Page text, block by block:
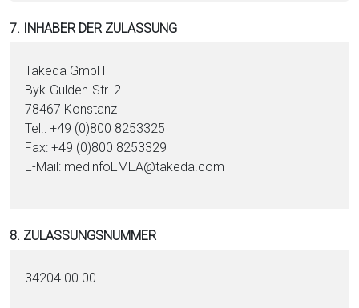
7. INHABER DER ZULASSUNG
Takeda GmbH
Byk-Gulden-Str. 2
78467 Konstanz
Tel.: +49 (0)800 8253325
Fax: +49 (0)800 8253329
E-Mail: medinfoEMEA@takeda.com
8. ZULASSUNGSNUMMER
34204.00.00